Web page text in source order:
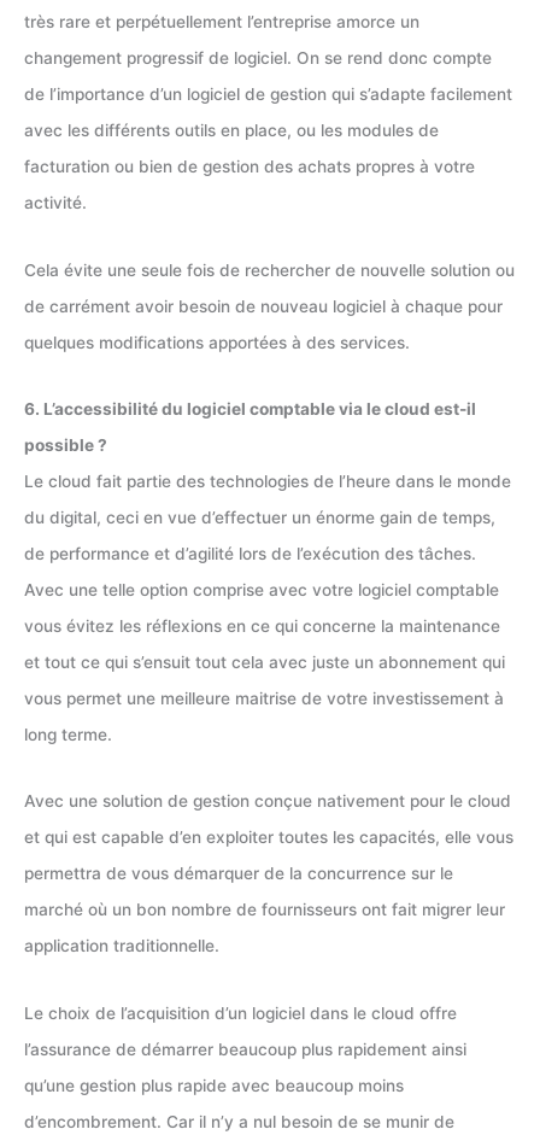
très rare et perpétuellement l’entreprise amorce un
changement progressif de logiciel. On se rend donc compte
de l’importance d’un logiciel de gestion qui s’adapte facilement
avec les différents outils en place, ou les modules de
facturation ou bien de gestion des achats propres à votre
activité.
Cela évite une seule fois de rechercher de nouvelle solution ou
de carrément avoir besoin de nouveau logiciel à chaque pour
quelques modifications apportées à des services.
6. L’accessibilité du logiciel comptable via le cloud est-il
possible ?
Le cloud fait partie des technologies de l’heure dans le monde
du digital, ceci en vue d’effectuer un énorme gain de temps,
de performance et d’agilité lors de l’exécution des tâches.
Avec une telle option comprise avec votre logiciel comptable
vous évitez les réflexions en ce qui concerne la maintenance
et tout ce qui s’ensuit tout cela avec juste un abonnement qui
vous permet une meilleure maitrise de votre investissement à
long terme.
Avec une solution de gestion conçue nativement pour le cloud
et qui est capable d’en exploiter toutes les capacités, elle vous
permettra de vous démarquer de la concurrence sur le
marché où un bon nombre de fournisseurs ont fait migrer leur
application traditionnelle.
Le choix de l’acquisition d’un logiciel dans le cloud offre
l’assurance de démarrer beaucoup plus rapidement ainsi
qu’une gestion plus rapide avec beaucoup moins
d’encombrement. Car il n’y a nul besoin de se munir de